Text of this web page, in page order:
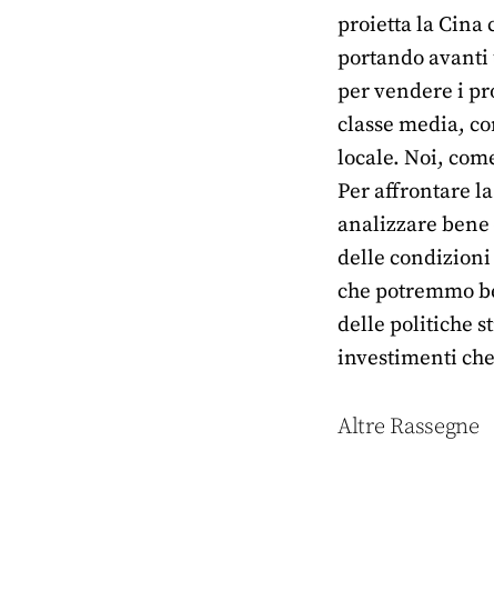
proietta la Cina
portando avanti
per vendere i
classe media,
locale. Noi,
Per affrontare
analizzare
delle
che potremmo
delle politiche
investimenti
Altre Rassegne